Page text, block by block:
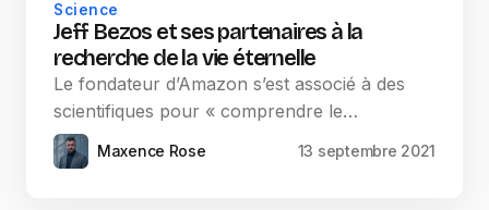
Science
Jeff Bezos et ses partenaires à la
recherche de la vie éternelle
Le fondateur d’Amazon s’est associé à des
scientifiques pour « comprendre le…
Maxence Rose 13 septembre 2021